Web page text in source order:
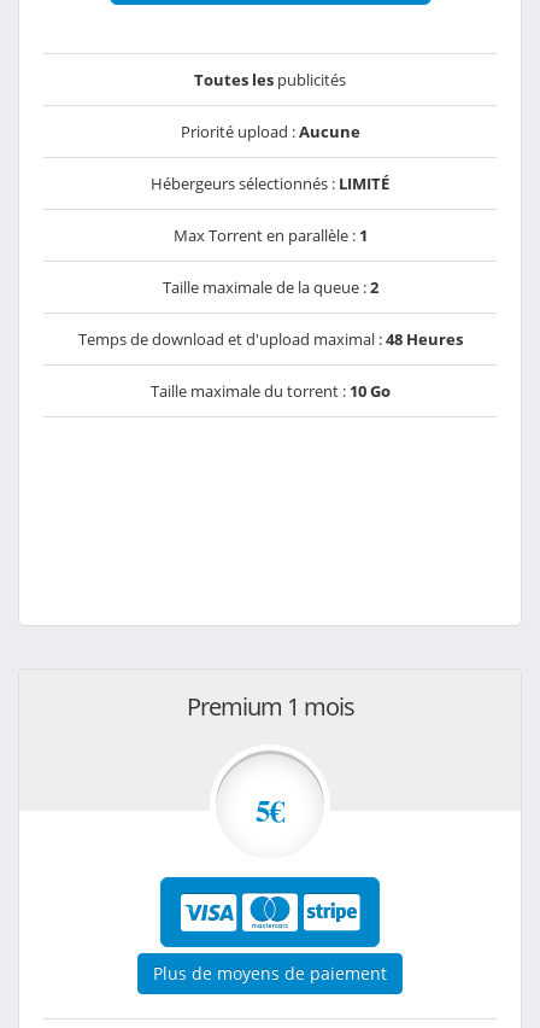
Toutes les publicités
Priorité upload :Aucune
Hébergeurs sélectionnés : LIMITÉ
Max Torrent en parallèle : 1
Taille maximale de la queue :2
Temps de download et d'upload maximal :48 Heures
Taille maximale du torrent : 10 Go
Premium 1 mois
5€
Plus de moyens de paiement